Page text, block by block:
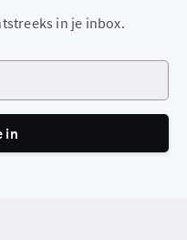
in je inbox.
in